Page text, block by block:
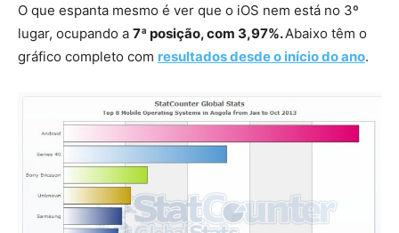
O que espanta mesmo é ver que o iOS nem está no 3º
lugar, ocupando a 7ª posição, com 3,97%.Abaixo têm o
gráfico completo com resultados desde o início do ano.